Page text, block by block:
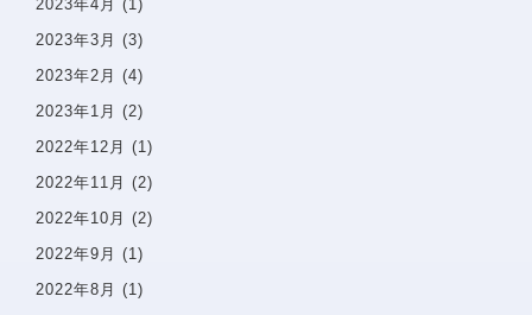
〒142−0051 東京都品川区平塚1-6-19 フォンテーヌ戸
Googlemaps
東急池上線戸越銀座駅・都営浅草線戸越駅 徒歩1分
2023年4月 (1)
2023年3月 (3)
2023年2月 (4)
2023年1月 (2)
2022年12月 (1)
2022年11月 (2)
2022年10月 (2)
2022年9月 (1)
2022年8月 (1)